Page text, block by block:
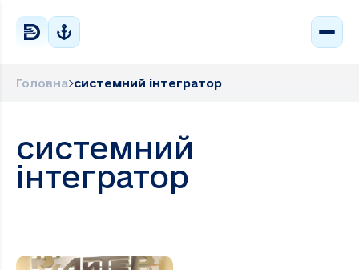
Головна системний інтегратор
системний
інтегратор